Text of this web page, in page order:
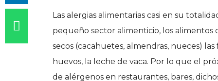
Las alergias alimentarias casi en su
pequeño sector alimenticio, los alimentos
secos (cacahuetes, almendras, nueces)
huevos, la leche de vaca. Por lo que el
de alérgenos en restaurantes, bares,